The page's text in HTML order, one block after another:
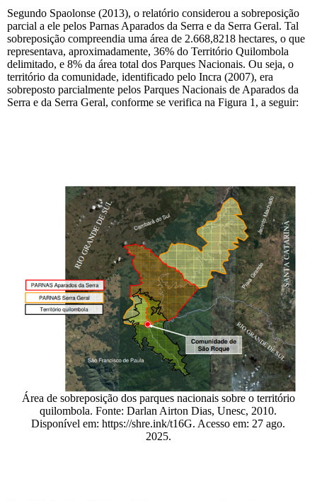
Segundo Spaolonse (2013), o relatório considerou a sobreposição
parcial a ele pelos Parnas Aparados da Serra e da Serra Geral. Tal
sobreposição compreendia uma área de 2.668,8218 hectares, o que
representava, aproximadamente, 36% do Território Quilombola
delimitado, e 8% da área total dos Parques Nacionais. Ou seja, o
território da comunidade, identificado pelo Incra (2007), era
sobreposto parcialmente pelos Parques Nacionais de Aparados da
Serra e da Serra Geral, conforme se verifica na Figura 1, a seguir:
Área de sobreposição dos parques nacionais sobre o território
quilombola. Fonte: Darlan Airton Dias, Unesc, 2010.
Disponível em: https://shre.ink/t16G. Acesso em: 27 ago.
2025.